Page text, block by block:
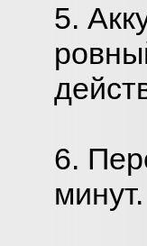
5.
6.
минут.